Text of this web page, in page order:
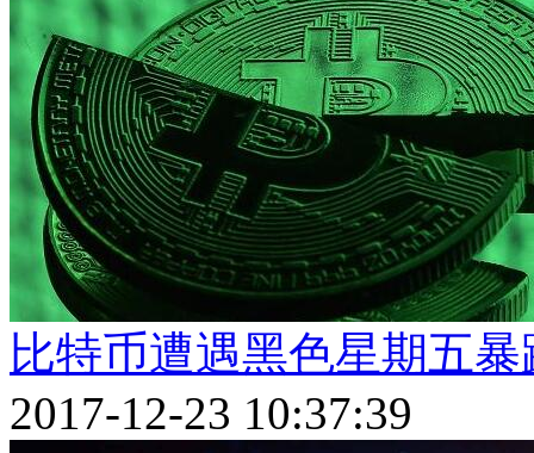
比特币遭遇黑色星期五
2017-12-23 10:37:39